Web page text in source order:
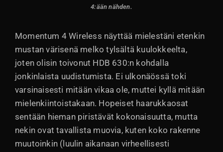
4:ään nähden.
Momentum 4 Wireless näyttää mielestäni etenkin
mustan värisenä melko tylsältä kuulokkeelta,
joten olisin toivonut HDB 630:n kohdalla
jonkinlaista uudistumista. Ei ulkonäössä toki
varsinaisesti mitään vikaa ole, muttei kyllä mitään
mielenkiintoistakaan. Hopeiset haarukkaosat
sentään hieman piristävät kokonaisuutta, mutta
nekin ovat tavallista muovia, kuten koko rakenne
muutoinkin (luulin aikanaan virheellisesti